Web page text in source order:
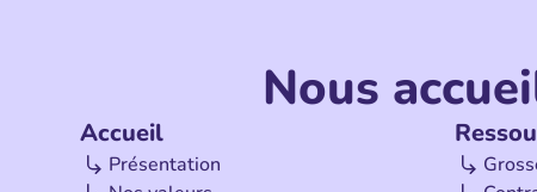
Nous
Accueil
Présentation